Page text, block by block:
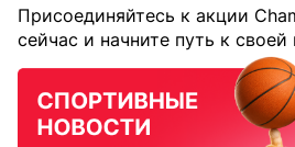
Присоединяйтесь к акции
сейчас и начните путь к своей